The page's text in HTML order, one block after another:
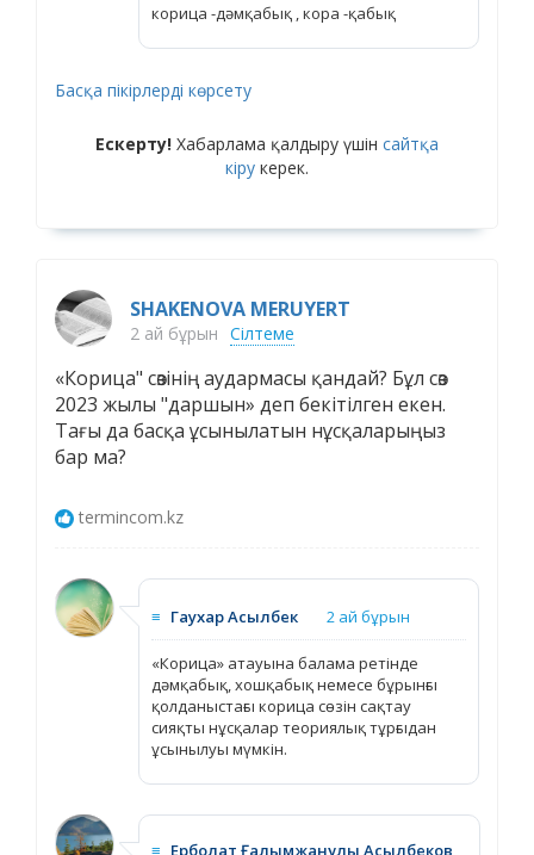
корица -дәмқабық , кора -қабық
Басқа пікірлерді көрсету
Ескерту! Хабарлама қалдыру үшін сайтқа
кіру керек.
SHAKENOVA MERUYERT
2 ай бұрын Сілтеме
«Корица" сөзінің аудармасы қандай? Бұл сөз
2023 жылы "даршын» деп бекітілген екен.
Тағы да басқа ұсынылатын нұсқаларыңыз
бар ма?
termincom.kz
≡ Гаухар Асылбек 2 ай бұрын
«Корица» атауына балама ретінде
дәмқабық, хошқабық немесе бұрынғы
қолданыстағы корица сөзін сақтау
сияқты нұсқалар теориялық тұрғыдан
ұсынылуы мүмкін.
≡ Ерболат Ғалымжанұлы Асылбеков